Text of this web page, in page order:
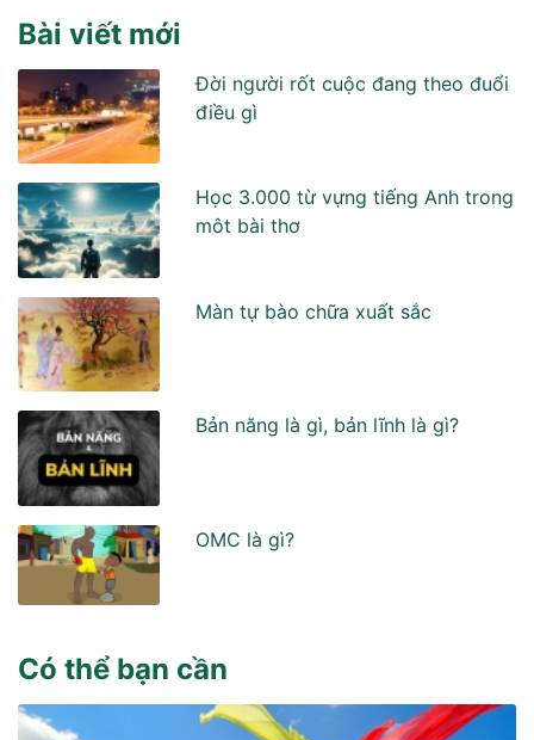
Bài viết mới
Đời người rốt cuộc đang theo đuổi
điều gì
Học 3.000 từ vựng tiếng Anh trong
môt bài thơ
Màn tự bào chữa xuất sắc
Bản năng là gì, bản lĩnh là gì?
OMC là gì?
Có thể bạn cần